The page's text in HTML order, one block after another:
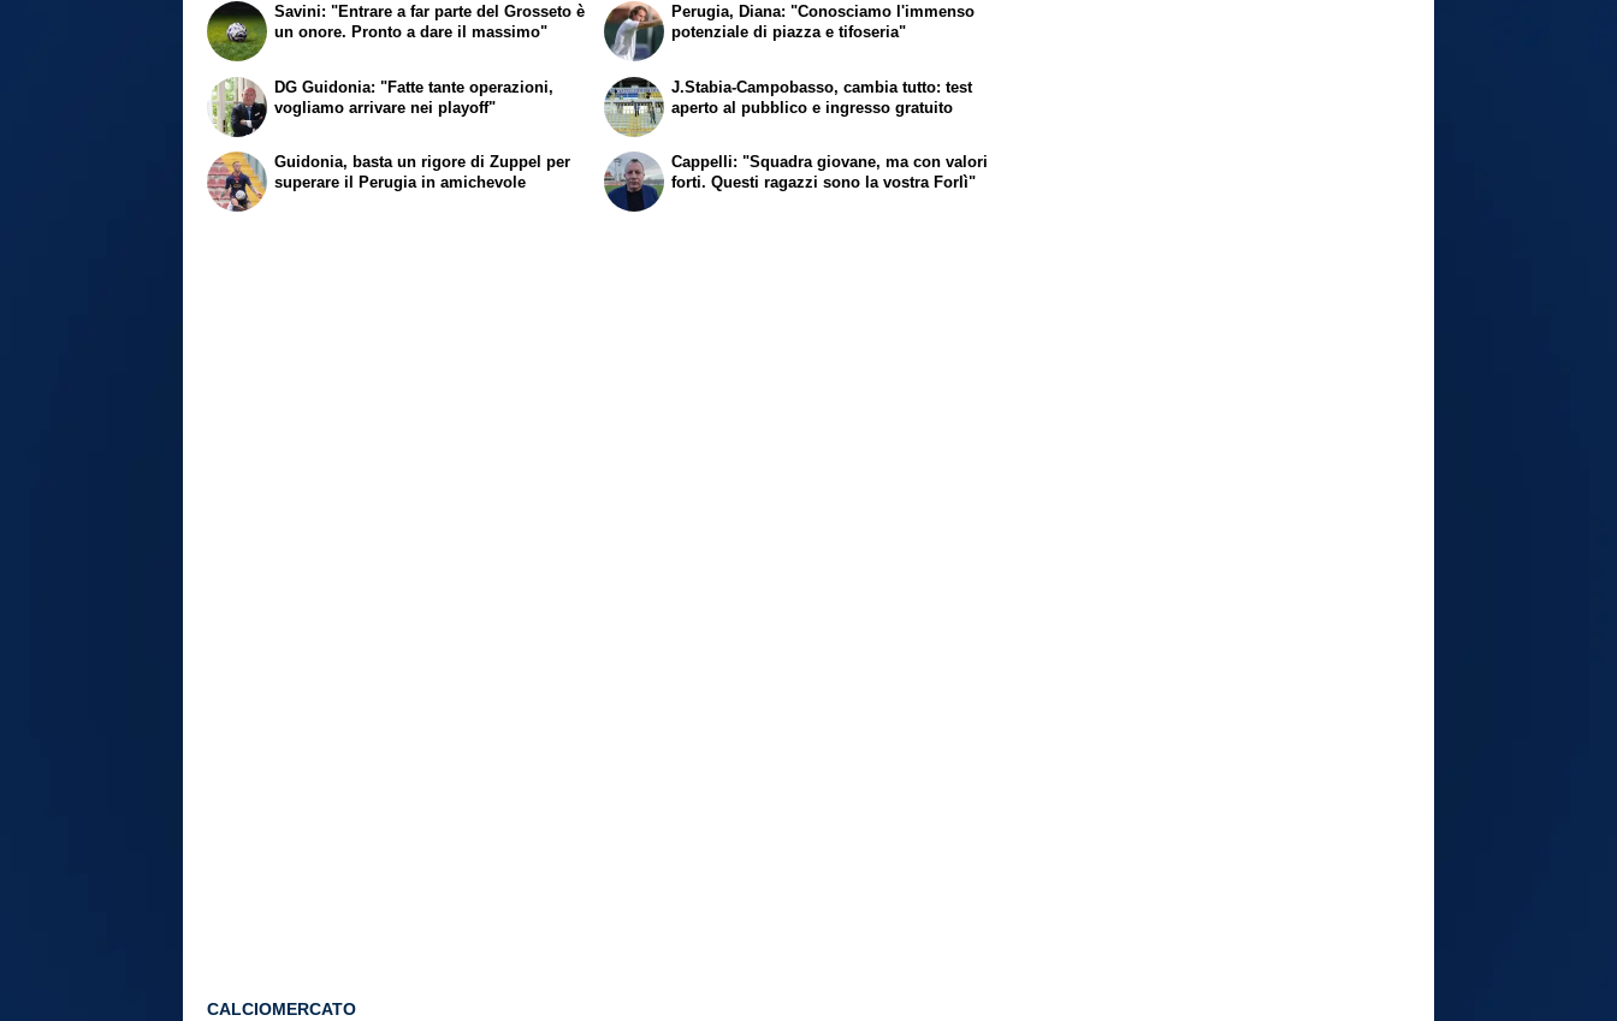
Savini: "Entrare a far parte del Grosseto è
un onore. Pronto a dare il massimo"
Perugia, Diana: "Conosciamo l'immenso
potenziale di piazza e tifoseria"
DG Guidonia: "Fatte tante operazioni,
vogliamo arrivare nei playoff"
Guidonia, basta un rigore di Zuppel per
superare il Perugia in amichevole
J.Stabia-Campobasso, cambia tutto: test
aperto al pubblico e ingresso gratuito
Cappelli: "Squadra giovane, ma con valori
forti. Questi ragazzi sono la vostra Forlì"
CALCIOMERCATO